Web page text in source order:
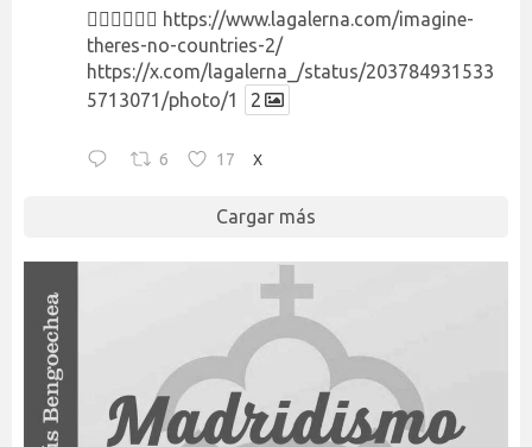
👉🏻👉🏻👉🏻 https://www.lagalerna.com/imagine-
theres-no-countries-2/
https://x.com/lagalerna_/status/203784931533
5713071/photo/1
2
6 17 X
Cargar más